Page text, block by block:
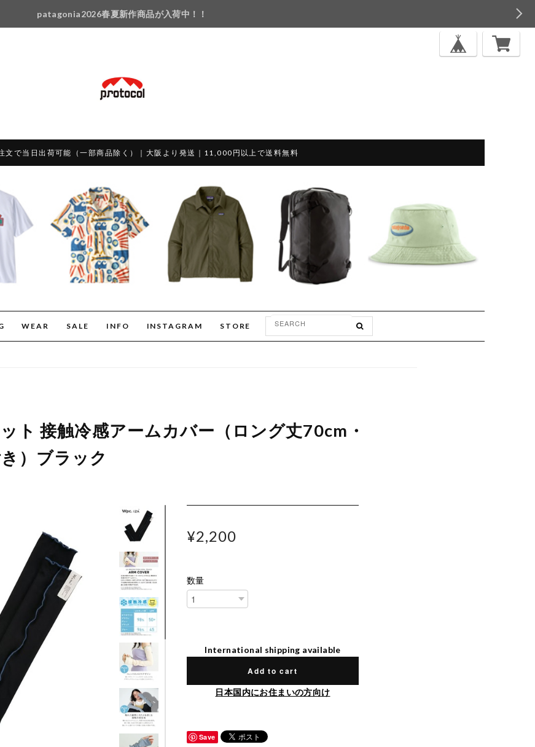
patagonia2026春夏新作商品が入荷中！！
文で当日出荷可能（一部商品除く）｜大阪より発送｜11,000円以上で送料無料
WEAR SALE INFO INSTAGRAM STORE
ト 接触冷感アームカバー（ロング丈70cm・
）ブラック
¥2,200
数量
International shipping available
Add to cart
日本国内にお住まいの方向け
Save